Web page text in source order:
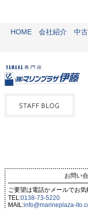
HOME 会社紹介 中
お問い
ご要望は電話かメールでお
TEL:0138-73-5220
MAIL:info@marineplaza-